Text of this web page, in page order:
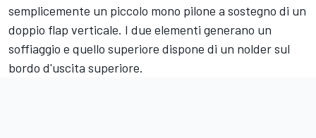
semplicemente un piccolo mono pilone a sostegno di un
doppio flap verticale. I due elementi generano un
soffiaggio e quello superiore dispone di un nolder sul
bordo d'uscita superiore.